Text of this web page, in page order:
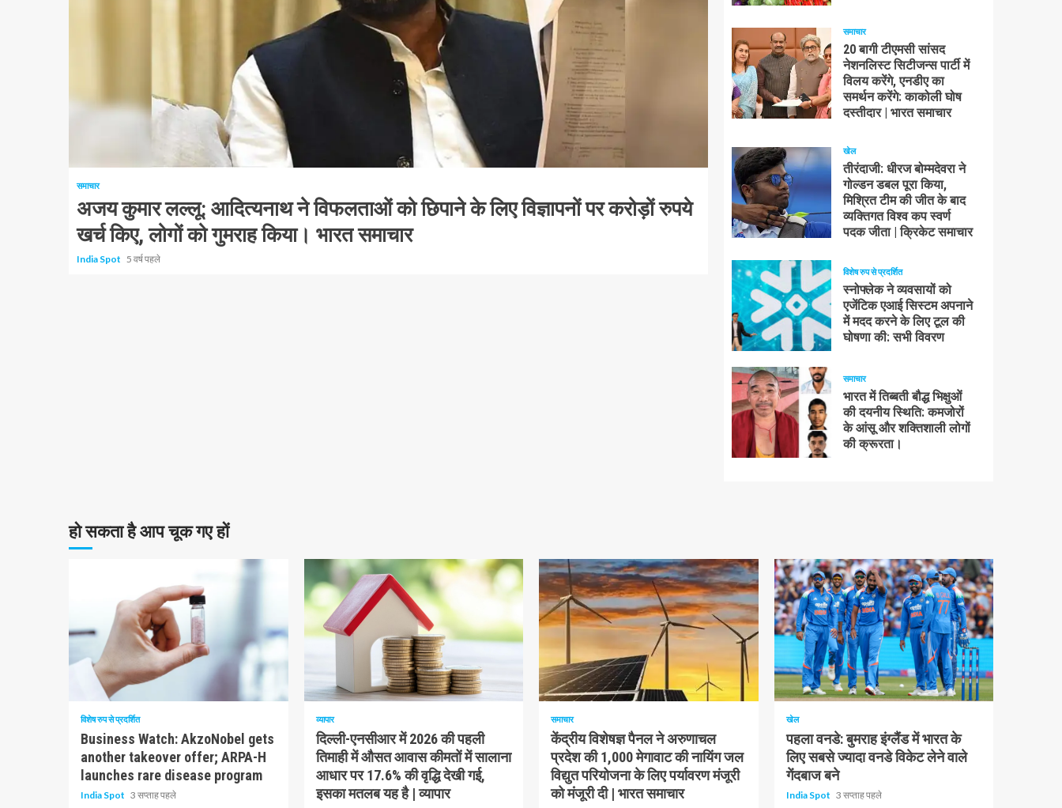
समाचार
अजय कुमार लल्लू: आदित्यनाथ ने विफलताओं को छिपाने के लिए विज्ञापनों पर करोड़ों रुपये
खर्च किए, लोगों को गुमराह किया। भारत समाचार
India Spot 5 वर्ष पहले
समाचार
20 बागी टीएमसी सांसद
नेशनलिस्ट सिटीजन्स पार्टी में
विलय करेंगे, एनडीए का
समर्थन करेंगे: काकोली घोष
दस्तीदार | भारत समाचार
खेल
तीरंदाजी: धीरज बोम्मदेवरा ने
गोल्डन डबल पूरा किया,
मिश्रित टीम की जीत के बाद
व्यक्तिगत विश्व कप स्वर्ण
पदक जीता | क्रिकेट समाचार
विशेष रुप से प्रदर्शित
स्नोफ्लेक ने व्यवसायों को
एजेंटिक एआई सिस्टम अपनाने
में मदद करने के लिए टूल की
घोषणा की: सभी विवरण
समाचार
भारत में तिब्बती बौद्ध भिक्षुओं
की दयनीय स्थिति: कमजोरों
के आंसू और शक्तिशाली लोगों
की क्रूरता।
हो सकता है आप चूक गए हों
10 न्यूनतम पढ़ा
विशेष रुप से प्रदर्शित
Business Watch: AkzoNobel gets
another takeover offer; ARPA-H
launches rare disease program
India Spot 3 सप्ताह पहले
व्यापार
दिल्ली-एनसीआर में 2026 की पहली
तिमाही में औसत आवास कीमतों में सालाना
आधार पर 17.6% की वृद्धि देखी गई,
इसका मतलब यह है | व्यापार
1 न्यूनतम पढ़ा
समाचार
केंद्रीय विशेषज्ञ पैनल ने अरुणाचल
प्रदेश की 1,000 मेगावाट की नायिंग जल
विद्युत परियोजना के लिए पर्यावरण मंजूरी
को मंजूरी दी | भारत समाचार
1 न्यूनतम पढ़ा
खेल
पहला वनडे: बुमराह इंग्लैंड में भारत के
लिए सबसे ज्यादा वनडे विकेट लेने वाले
गेंदबाज बने
India Spot 3 सप्ताह पहले